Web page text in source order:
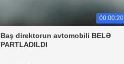
00:00:20
Baş direktorun avtomobili BELƏ
PARTLADILDI